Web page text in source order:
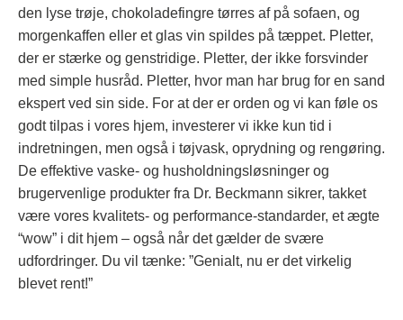
den lyse trøje, chokoladefingre tørres af på sofaen, og
morgenkaffen eller et glas vin spildes på tæppet. Pletter,
der er stærke og genstridige. Pletter, der ikke forsvinder
med simple husråd. Pletter, hvor man har brug for en sand
ekspert ved sin side. For at der er orden og vi kan føle os
godt tilpas i vores hjem, investerer vi ikke kun tid i
indretningen, men også i tøjvask, oprydning og rengøring.
De effektive vaske- og husholdningsløsninger og
brugervenlige produkter fra Dr. Beckmann sikrer, takket
være vores kvalitets- og performance-standarder, et ægte
“wow” i dit hjem – også når det gælder de svære
udfordringer. Du vil tænke: ”Genialt, nu er det virkelig
blevet rent!”